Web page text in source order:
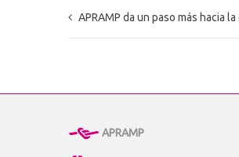
APRAMP da un paso más hacia
APRAMP